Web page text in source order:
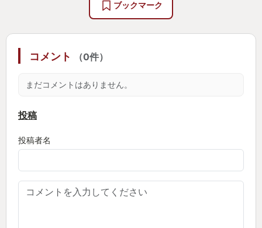
名作というのはいつまでたっても色あせないもので
余談ですが、今年はメガテンライブが開催されたの
で、ライブ前までに、未プレイだったこのメガテン
加するのも初めてでしたが、ファン同士が集まるラ
す。
ブックマーク
コメント （0件）
まだコメントはありません。
投稿
投稿者名